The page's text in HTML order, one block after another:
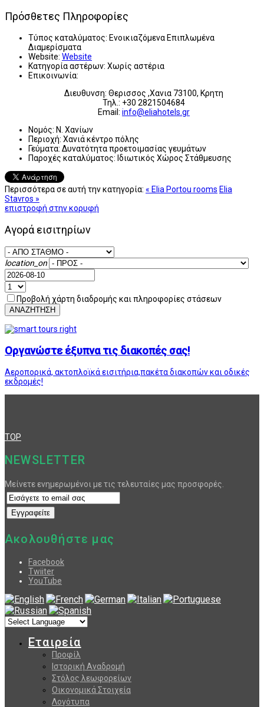
Πρόσθετες Πληροφορίες
Τύπος καταλύματος: Ενοικιαζόμενα Επιπλωμένα
Διαμερίσματα
Website: Website
Κατηγορία αστέρων: Χωρίς αστέρια
Επικοινωνία:
Διευθυνση: Θερισσος ,Χανια 73100, Κρητη
Τηλ.: +30 2821504684
Email: info@eliahotels.gr
Νομός: Ν. Χανίων
Περιοχή: Χανιά κέντρο πόλης
Γεύματα: Δυνατότητα προετοιμασίας γευμάτων
Παροχές καταλύματος: Ιδιωτικός Χώρος Στάθμευσης
Περισσότερα σε αυτή την κατηγορία: « Elia Portou rooms Elia
Stavros »
επιστροφή στην κορυφή
Αγορά εισιτηρίων
location_on
Προβολή χάρτη διαδρομής και πληροφορίες στάσεων
ΑΝΑΖΗΤΗΣΗ
Οργανώστε έξυπνα τις διακοπές σας!
Αεροπορικά, ακτοπλοϊκά εισιτήρια,πακέτα διακοπών και οδικές
εκδρομές!
TOP
NEWSLETTER
Μείνετε ενημερωμένοι με τις τελευταίες μας προσφορές.
Ακολουθήστε μας
Facebook
Twiiter
YouTube
Εταιρεία
Προφίλ
Ιστορική Αναδρομή
Στόλος λεωφορείων
Οικονομικά Στοιχεία
Λογότυπα